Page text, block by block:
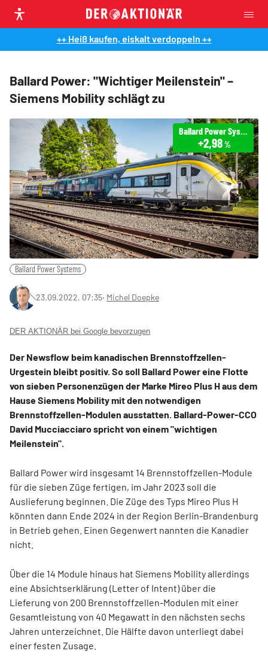
++ Heiß kaufen, eiskalt verdoppeln ++
Ballard Power: "Wichtiger Meilenstein" –
Siemens Mobility schlägt zu
Ballard Power Systems
+2,98%
Ballard Power Systems
23.09.2022, 07:35‧ Michel Doepke
DER AKTIONÄR bei Google bevorzugen
Der Newsflow beim kanadischen Brennstoffzellen-
Urgestein bleibt positiv. So soll Ballard Power eine Flotte
von sieben Personenzügen der Marke Mireo Plus H aus dem
Hause Siemens Mobility mit den notwendigen
Brennstoffzellen-Modulen ausstatten. Ballard-Power-CCO
David Mucciacciaro spricht von einem "wichtigen
Meilenstein".
Ballard Power wird insgesamt 14 Brennstoffzellen-Module
für die sieben Züge fertigen, im Jahr 2023 soll die
Auslieferung beginnen. Die Züge des Typs Mireo Plus H
könnten dann Ende 2024 in der Region Berlin-Brandenburg
in Betrieb gehen. Einen Gegenwert nannten die Kanadier
nicht.
Über die 14 Module hinaus hat Siemens Mobility allerdings
eine Absichtserklärung (Letter of Intent) über die
Lieferung von 200 Brennstoffzellen-Modulen mit einer
Gesamtleistung von 40 Megawatt in den nächsten sechs
Jahren unterzeichnet. Die Hälfte davon unterliegt dabei
einer festen Zusage.